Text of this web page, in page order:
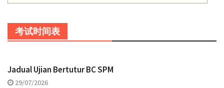
考试时间表
Jadual Ujian Bertutur BC SPM
29/07/2026